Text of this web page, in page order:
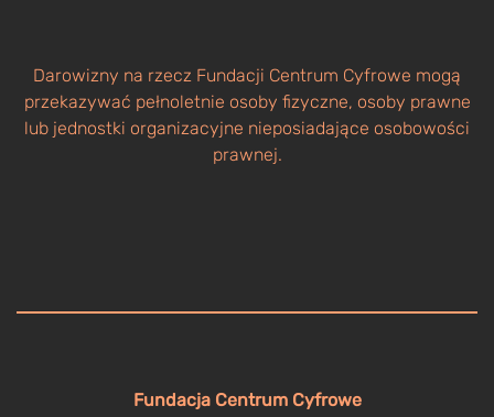
Darowizny na rzecz Fundacji Centrum Cyfrowe mogą
przekazywać pełnoletnie osoby fizyczne, osoby prawne
lub jednostki organizacyjne nieposiadające osobowości
prawnej.
Fundacja Centrum Cyfrowe